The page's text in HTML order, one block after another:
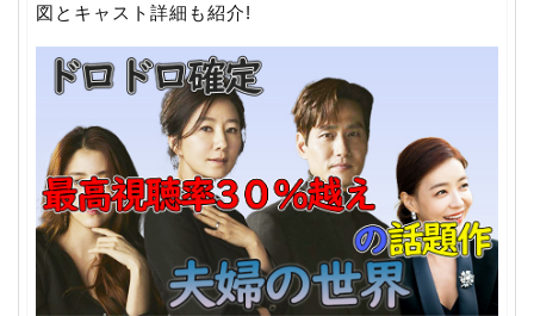
図とキャスト詳細も紹介!